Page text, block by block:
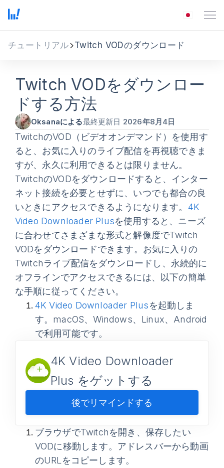
チュートリアル Twitch VODのダウンロード
Twitch VODをダウンロー
ドする方法
Oksanaによる最終更新日 2026年8月4日
TwitchのVOD（ビデオオンデマンド）を使用す
ると、お気に入りのライブ配信を再視聴できま
すが、永久に利用できるとは限りません。
TwitchのVODをダウンロードすると、インター
ネット接続を必要とせずに、いつでも都合の良
いときにアクセスできるようになります。 4K
Video Downloader Plusを使用すると、ニーズ
に合わせてさまざまな形式と解像度でTwitch
VODをダウンロードできます。お気に入りの
Twitchライブ配信をダウンロードし、永続的に
オフラインでアクセスできるには、以下の簡単
な手順に従ってください。
4K Video Downloader Plusを起動しま
す。macOS、Windows、Linux、Android
で利用可能です。
4K Video Downloader
Plus をゲットする
後でリマインドする
ブラウザでTwitchを開き、保存したい
VODに移動します。アドレスバーから動画
のURLをコピーします。